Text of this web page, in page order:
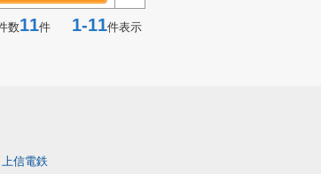
数11件 1-11件表示
上信電鉄